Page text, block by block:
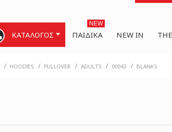
ΚΑΤΑΛΟΓΟΣ ΠΑΙΔΙΚΆ
NEW
NEW IN
/ HOODIES / PULLOVER / ADULTS / 00043 / BLANKS